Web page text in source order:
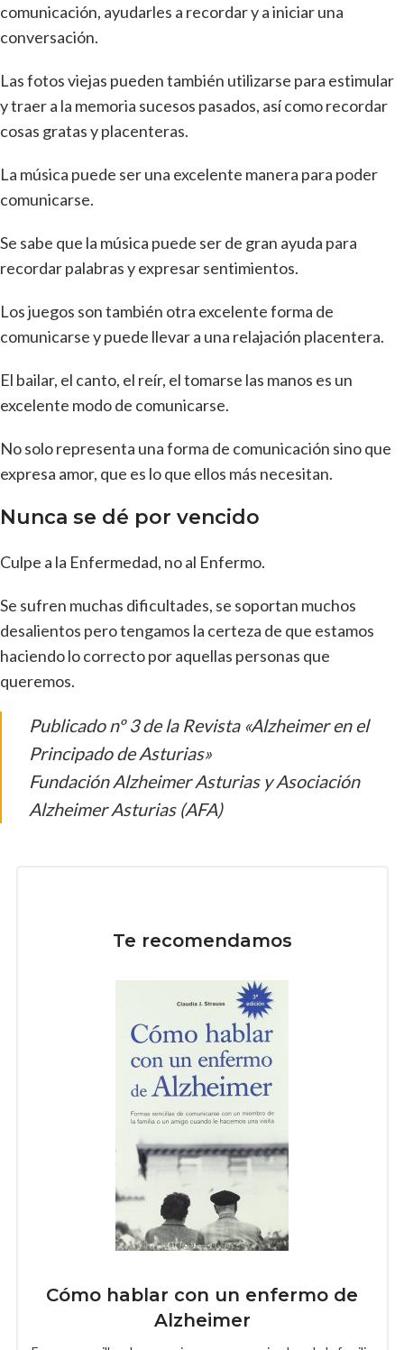
comunicación, ayudarles a recordar y a iniciar una
conversación.
Las fotos viejas pueden también utilizarse para estimular
y traer a la memoria sucesos pasados, así como recordar
cosas gratas y placenteras.
La música puede ser una excelente manera para poder
comunicarse.
Se sabe que la música puede ser de gran ayuda para
recordar palabras y expresar sentimientos.
Los juegos son también otra excelente forma de
comunicarse y puede llevar a una relajación placentera.
El bailar, el canto, el reír, el tomarse las manos es un
excelente modo de comunicarse.
No solo representa una forma de comunicación sino que
expresa amor, que es lo que ellos más necesitan.
Nunca se dé por vencido
Culpe a la Enfermedad, no al Enfermo.
Se sufren muchas dificultades, se soportan muchos
desalientos pero tengamos la certeza de que estamos
haciendo lo correcto por aquellas personas que
queremos.
Publicado nº 3 de la Revista «Alzheimer en el
Principado de Asturias»
Fundación Alzheimer Asturias y Asociación
Alzheimer Asturias (AFA)
Te recomendamos
Cómo hablar con un enfermo de
Alzheimer